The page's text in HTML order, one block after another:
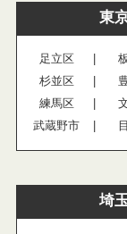
東
足立区
杉並区
練馬区
武蔵野市
埼